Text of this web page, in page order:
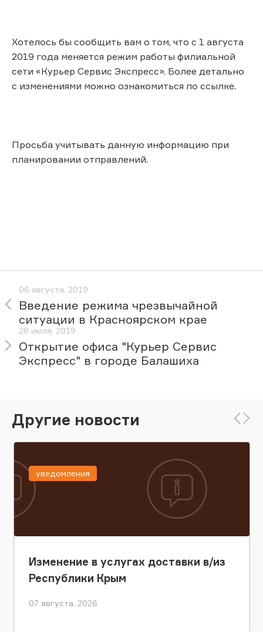
Хотелось бы сообщить вам о том, что с 1 августа
2019 года меняется режим работы филиальной
сети «Курьер Сервис Экспресс». Более детально
с изменениями можно ознакомиться по ссылке.
Просьба учитывать данную информацию при
планировании отправлений.
06 августа, 2019
Введение режима чрезвычайной
ситуации в Красноярском крае
28 июля, 2019
Открытие офиса "Курьер Сервис
Экспресс" в городе Балашиха
Другие новости
Изменение в услугах доставки в/из
Республики Крым
07 августа, 2026
уведомления